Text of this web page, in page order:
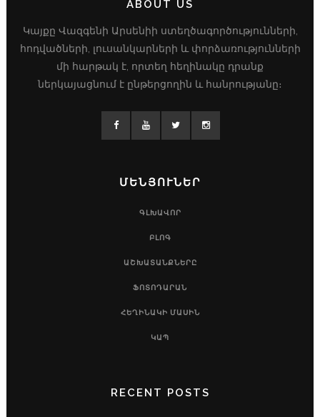
ABOUT US
Կայքը Վազգենի Արսենիի ստեղծագործությունների,
հոդվածների, լուսանկարների և փորձառությունների
մի հարթակ է, որտեղ հեղինակը դրանք
ներկայացնում է ընթերցողին և հանրությանը։
ՄԵՆՅՈՒՆԵՐ
ԳԼԽԱՎՈՐ
ԲԼՈԳ
ԱՇԽԱՏԱՆՔՆԵՐԸ
ՖՈՏՈԴԱՐԱՆ
ՀԵՂԻՆԱԿԻ ՄԱՍԻՆ
ԿԱՊ
RECENT POSTS